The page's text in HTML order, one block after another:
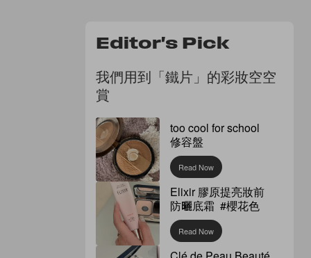
Editor's Pick
我們用到「鐵片」的彩妝空空
賞
too cool for school
修容盤
Read Now
Elixir 膠原提亮妝前
防曬底霜 #櫻花色
Read Now